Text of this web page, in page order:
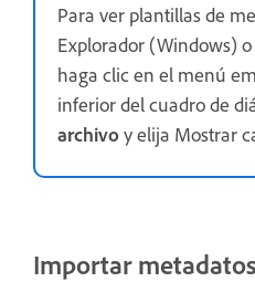
Para ver plantillas de
Explorador (Windows)
haga clic en el menú
inferior del cuadro de
archivoy elija Mostrar
Importar